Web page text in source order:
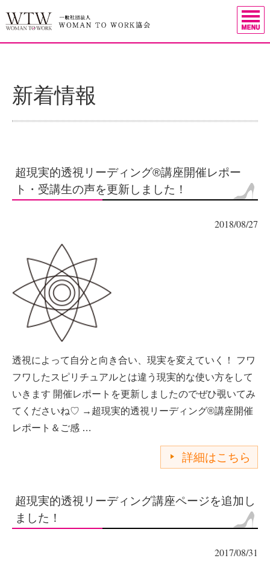
新着情報
超現実的透視リーディング®講座開催レポー
ト・受講生の声を更新しました！
2018/08/27
透視によって自分と向き合い、現実を変えていく！ フワ
フワしたスピリチュアルとは違う現実的な使い方をして
いきます 開催レポートを更新しましたのでぜひ覗いてみ
てくださいね♡ →超現実的透視リーディング®講座開催
レポート＆ご感 …
詳細はこちら
超現実的透視リーディング講座ページを追加し
ました！
2017/08/31